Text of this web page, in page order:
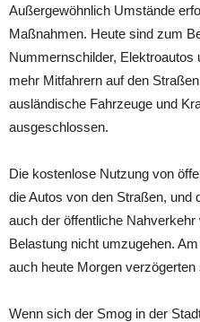
Außergewöhnlich Umstände
Maßnahmen. Heute sind zum
Nummernschilder, Elektroautos
mehr Mitfahrern auf den
ausländische Fahrzeuge und
ausgeschlossen.
Die kostenlose Nutzung von
die Autos von den Straßen, und
auch der öffentliche
Belastung nicht umzugehen.
auch heute Morgen
Wenn sich der Smog in der